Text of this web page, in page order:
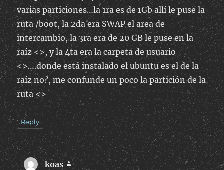
varias particiones…la 1ra es de 1Gb allí le puse la
ruta /boot, la 2da era SWAP el area de
intercambio, la 3ra era de 20 GB le puse en la
raíz <>, y la 4ta era la carpeta de usuario
<>….donde está instalado el ubuntu es el de la
raíz no?, me confunde un poco la partición de la
ruta <>
Reply
koas says: